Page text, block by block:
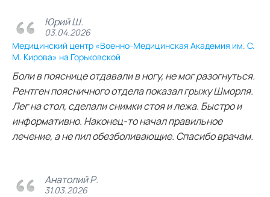
Юрий Ш.
03.04.2026
Медицинский центр «Военно-Медицинская Академия им. С.
М. Кирова» на Горьковской
Боли в пояснице отдавали в ногу, не мог разогнуться.
Рентген поясничного отдела показал грыжу Шморля.
Лег на стол, сделали снимки стоя и лежа. Быстро и
информативно. Наконец-то начал правильное
лечение, а не пил обезболивающие. Спасибо врачам.
Анатолий Р.
31.03.2026